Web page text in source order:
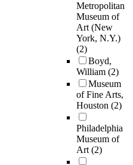
Metropolitan
Museum of
Art (New
York, N.Y.)
(2)
Boyd,
William (2)
Museum
of Fine Arts,
Houston (2)
Philadelphia
Museum of
Art(2)